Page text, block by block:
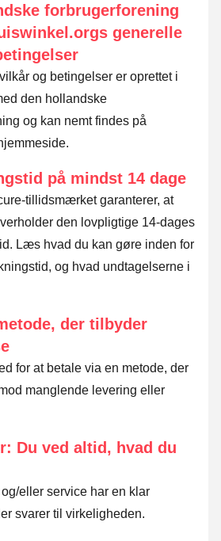
forbrugerforening
generelle
og betingelser er oprettet i
den hollandske
og kan nemt findes på
på mindst 14 dage
tillidsmærket garanterer, at
den lovpligtige 14-dages
Læs hvad du kan gøre inden for
og hvad undtagelserne i
der tilbyder
for at betale via en metode, der
manglende levering eller
Du ved altid, hvad du
eller service har en klar
svarer til virkeligheden.